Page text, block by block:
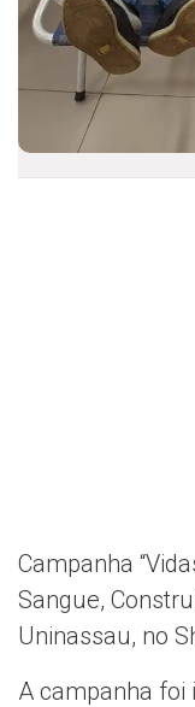
Campanha
Sangue,
Uninassau, no
A campanha foi